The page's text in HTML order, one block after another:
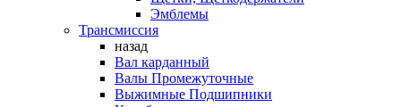
Эмблемы
Трансмиссия
назад
Вал карданный
Валы Промежуточные
Выжимные Подшипники